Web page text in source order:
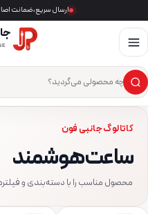
ارسال سریع، ضمانت اصالت و ۷ روز فرصت
جست‌وجوی محصول
×
کاتالوگ جانبی فون
ساعت هوشمند
محصول مناسب را با دسته‌بندی و